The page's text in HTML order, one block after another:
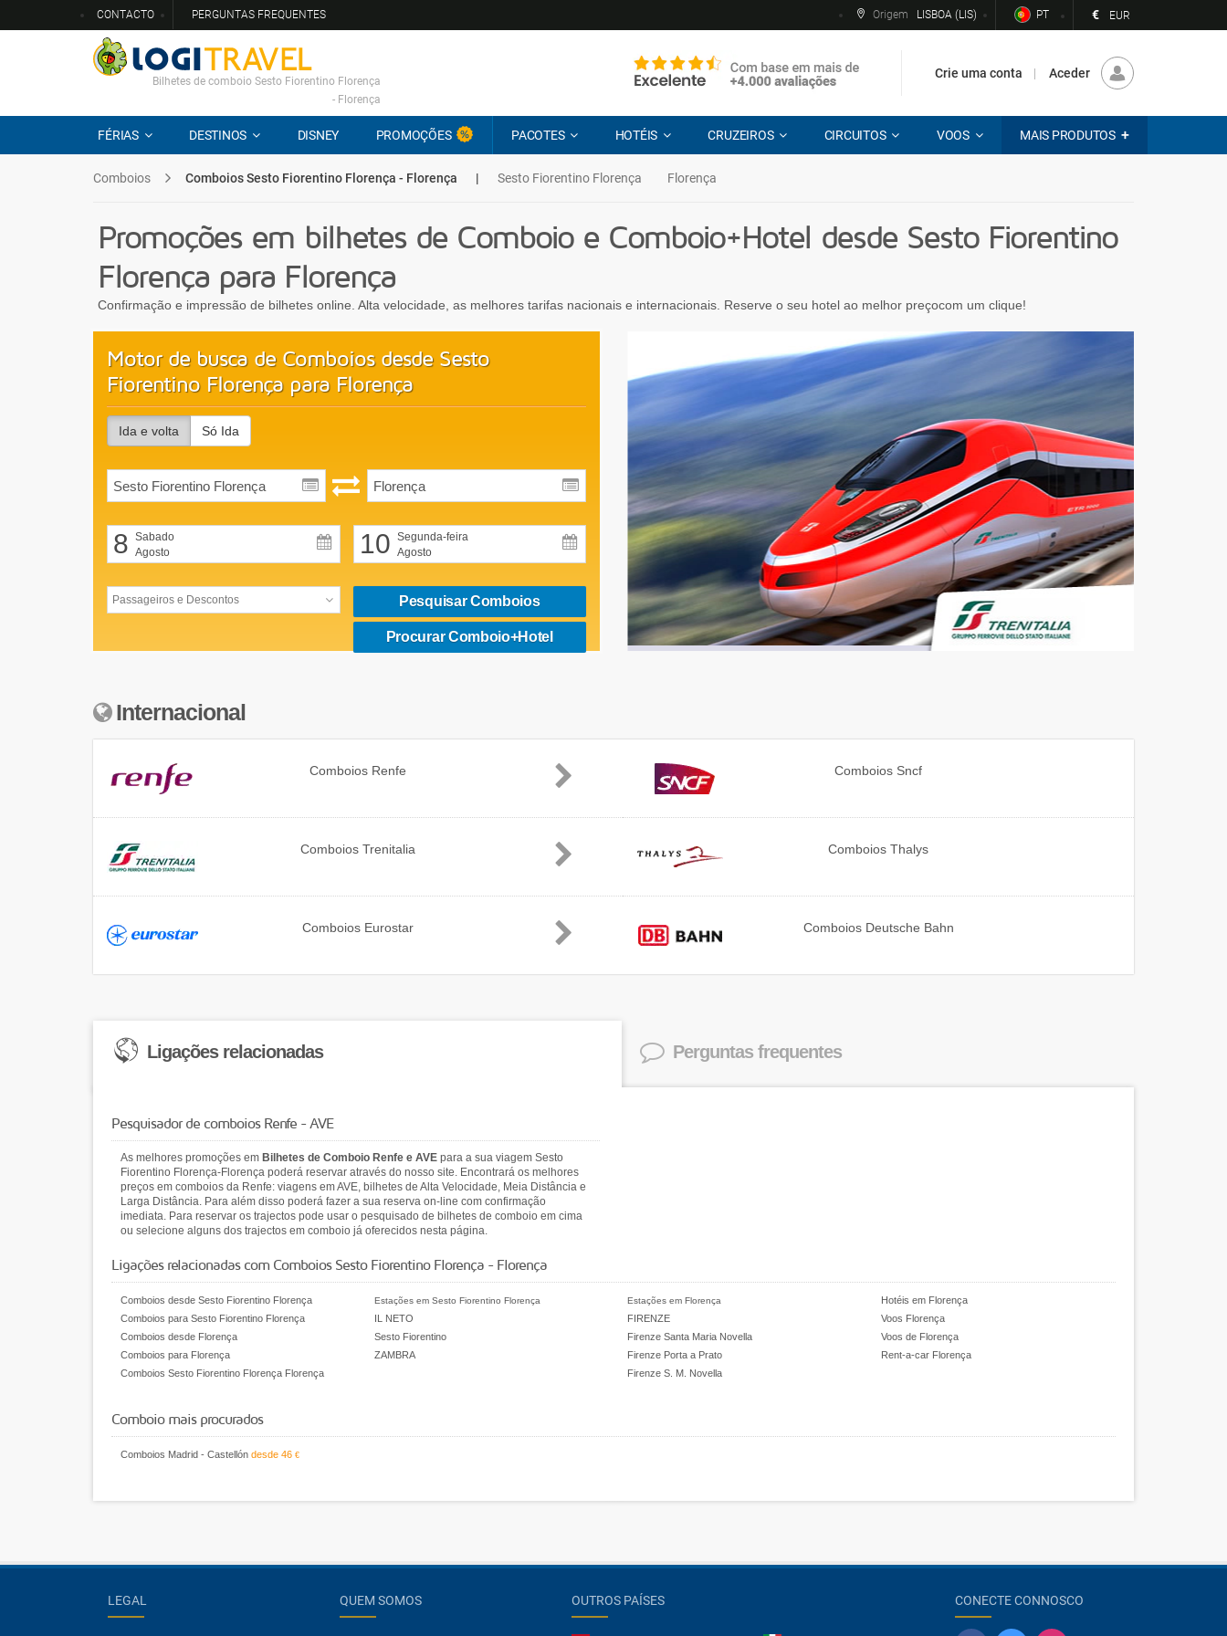
CONTACTO PERGUNTAS FREQUENTES Origem LISBOA (LIS) PT € EUR
Bilhetes de comboio Sesto Fiorentino Florença
- Florença
Crie uma conta Aceder
FÉRIAS DESTINOS DISNEY PROMOÇÕES PACOTES HOTÉIS CRUZEIROS CIRCUITOS VOOS MAIS PRODUTOS
Comboios Comboios Sesto Fiorentino Florença - Florença | Sesto Fiorentino Florença Florença
Promoções em bilhetes de Comboio e Comboio+Hotel desde Sesto Fiorentino
Florença para Florença
Confirmação e impressão de bilhetes online. Alta velocidade, as melhores tarifas nacionais e internacionais. Reserve o seu hotel ao melhor preçocom um clique!
Motor de busca de Comboios desde Sesto
Fiorentino Florença para Florença
Ida e volta Só Ida
8 Sabado
Agosto
10 Segunda-feira
Agosto
Pesquisar Comboios
Procurar Comboio+Hotel
Internacional
Comboios Renfe Comboios Sncf
Comboios Trenitalia Comboios Thalys
Comboios Eurostar Comboios Deutsche Bahn
Ligações relacionadas Perguntas frequentes
Pesquisador de comboios Renfe - AVE
As melhores promoções em Bilhetes de Comboio Renfe e AVE para a sua viagem Sesto
Fiorentino Florença-Florença poderá reservar através do nosso site. Encontrará os melhores
preços em comboios da Renfe: viagens em AVE, bilhetes de Alta Velocidade, Meia Distância e
Larga Distância. Para além disso poderá fazer a sua reserva on-line com confirmação
imediata. Para reservar os trajectos pode usar o pesquisado de bilhetes de comboio em cima
ou selecione alguns dos trajectos em comboio já oferecidos nesta página.
Ligações relacionadas com Comboios Sesto Fiorentino Florença - Florença
Comboios desde Sesto Fiorentino Florença
Comboios para Sesto Fiorentino Florença
Comboios desde Florença
Comboios para Florença
Comboios Sesto Fiorentino Florença Florença
Estações em Sesto Fiorentino Florença
IL NETO
Sesto Fiorentino
ZAMBRA
Estações em Florença
FIRENZE
Firenze Santa Maria Novella
Firenze Porta a Prato
Firenze S. M. Novella
Hotéis em Florença
Voos Florença
Voos de Florença
Rent-a-car Florença
Comboio mais procurados
Comboios Madrid - Castellón desde 46 €
LEGAL QUEM SOMOS OUTROS PAÍSES CONECTE CONNOSCO